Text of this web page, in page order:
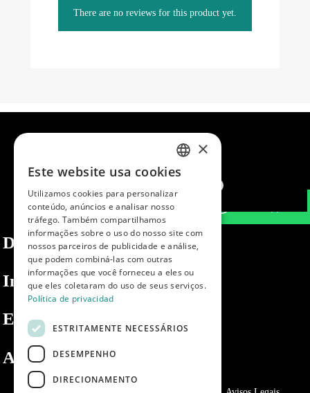
There are no reviews for this product yet.
Dibaq
Informações
Espaço privado
Apoio ao cliente
SPANISH
ENGLISH
PORTUGUESE
×
Este website usa cookies
Utilizamos cookies para personalizar
conteúdo, anúncios e analisar nosso
tráfego. Também compartilhamos
informações sobre o uso do nosso site com
nossos parceiros de publicidade e análise,
que podem combiná-las com outras
informações que você forneceu a eles ou
que eles coletaram do uso de seus serviços.
Política de privacidad
ESTRITAMENTE NECESSÁRIOS
DESEMPENHO
DIRECIONAMENTO